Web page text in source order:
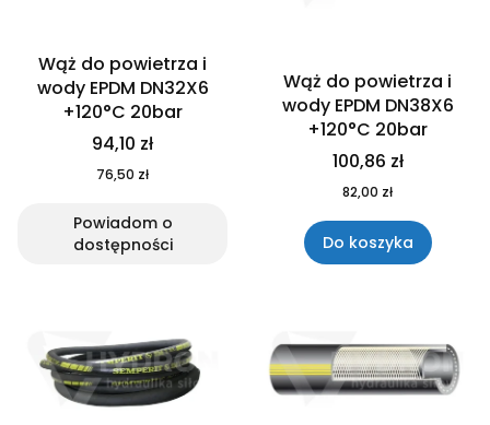
Wąż do powietrza i
wody EPDM DN32X6
+120°C 20bar
94,10 zł
76,50 zł
Powiadom o
dostępności
Wąż do powietrza i
wody EPDM DN38X6
+120°C 20bar
100,86 zł
82,00 zł
Do koszyka